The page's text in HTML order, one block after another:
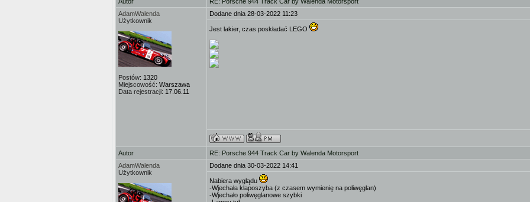
AdamWalenda
Użytkownik
Postów: 1320
Miejscowość: Warszawa
Data rejestracji: 17.06.11
Dodane dnia 28-03-2022 11:23
Jest lakier, czas poskładać LEGO
Autor
RE: Porsche 944 Track Car by Walenda Motorsport
AdamWalenda
Użytkownik
Dodane dnia 30-03-2022 14:41
Nabiera wyglądu
-Wjechała klaposzyba (z czasem wymienię na poliwęglan)
-Wjechało poliwęglanowe szybki